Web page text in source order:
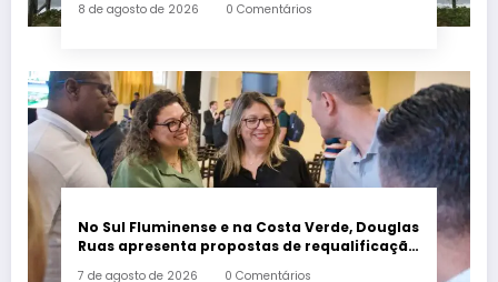
8 de agosto de 2026 0 Comentários
No Sul Fluminense e na Costa Verde, Douglas
Ruas apresenta propostas de requalificação
7 de agosto de 2026 0 Comentários